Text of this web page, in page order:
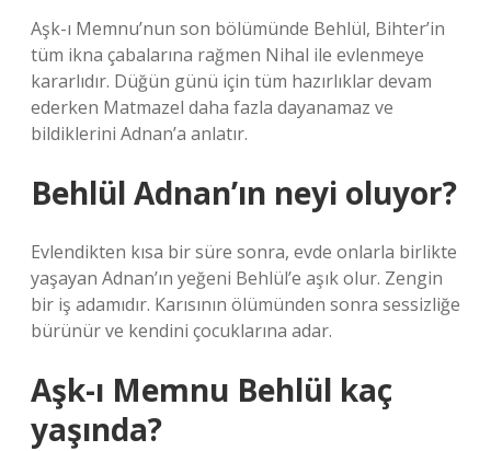
Aşk-ı Memnu’nun son bölümünde Behlül, Bihter’in
tüm ikna çabalarına rağmen Nihal ile evlenmeye
kararlıdır. Düğün günü için tüm hazırlıklar devam
ederken Matmazel daha fazla dayanamaz ve
bildiklerini Adnan’a anlatır.
Behlül Adnan’ın neyi oluyor?
Evlendikten kısa bir süre sonra, evde onlarla birlikte
yaşayan Adnan’ın yeğeni Behlül’e aşık olur. Zengin
bir iş adamıdır. Karısının ölümünden sonra sessizliğe
bürünür ve kendini çocuklarına adar.
Aşk-ı Memnu Behlül kaç
yaşında?